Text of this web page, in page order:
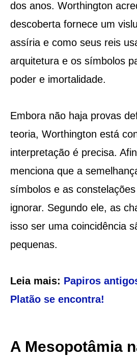
dos anos. Worthington
descoberta fornece um
assíria e como seus reis
arquitetura e os símbolos
poder e imortalidade.
Embora não haja provas
teoria, Worthington está
interpretação é precisa.
menciona que a
símbolos e as
ignorar. Segundo ele, as
isso ser uma coincidência
pequenas.
Leia mais: Papiros
Platão se encontra!
A Mesopotâmia